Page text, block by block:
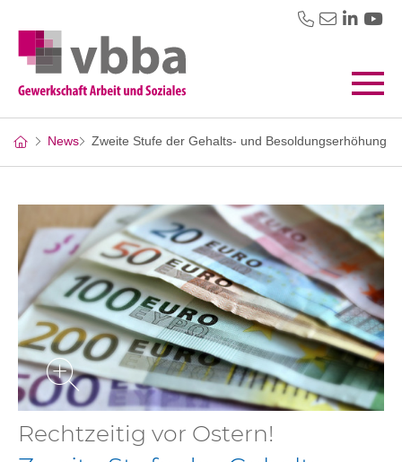
News Zweite Stufe der Gehalts- und Besoldungserhöhung
Rechtzeitig vor Ostern!